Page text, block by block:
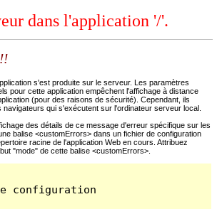
dans l'application '/'.
s'est produite sur le serveur. Les paramètres
pour cette application empêchent l'affichage à distance
(pour des raisons de sécurité). Cependant, ils
qui s'exécutent sur l'ordinateur serveur local.
des détails de ce message d'erreur spécifique sur les
balise <customErrors> dans un fichier de configuration
racine de l'application Web en cours. Attribuez
"mode" de cette balise <customErrors>.
configuration